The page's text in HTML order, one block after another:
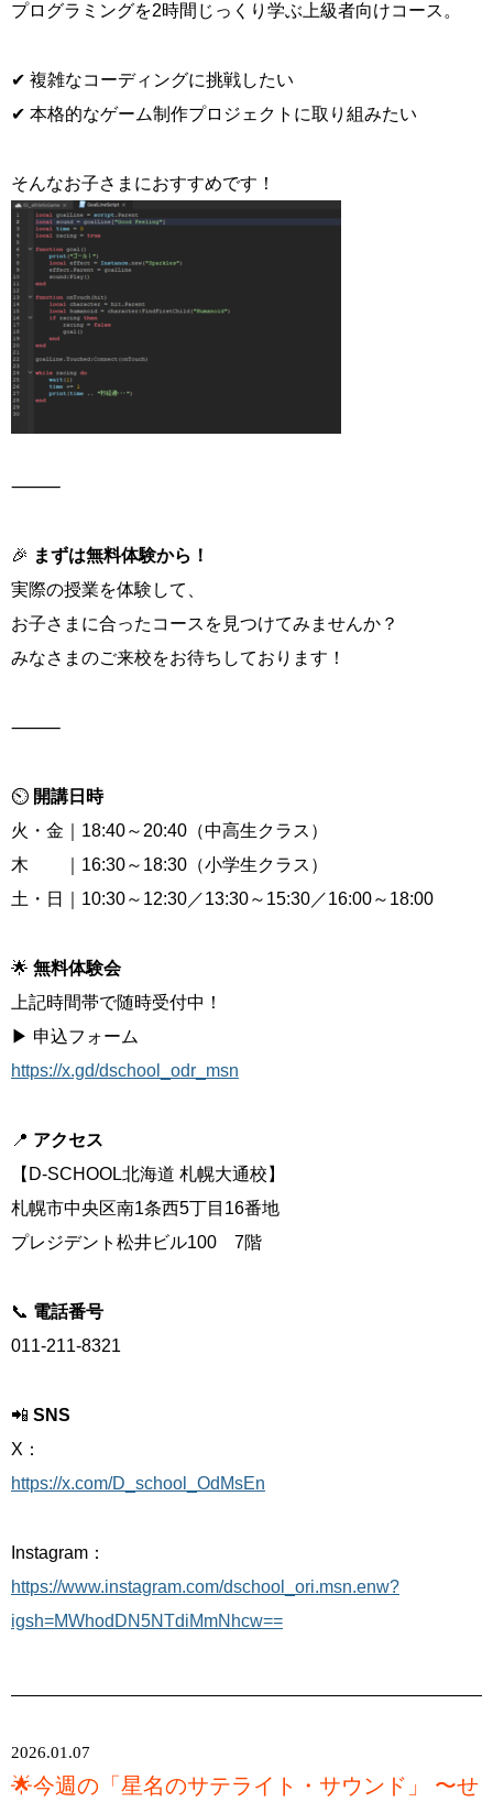
プログラミングを2時間じっくり学ぶ上級者向けコース。
✔ 複雑なコーディングに挑戦したい
✔ 本格的なゲーム制作プロジェクトに取り組みたい
そんなお子さまにおすすめです！
⸻
🎉 まずは無料体験から！
実際の授業を体験して、
お子さまに合ったコースを見つけてみませんか？
みなさまのご来校をお待ちしております！
⸻
⏲ 開講日時
火・金｜18:40～20:40（中高生クラス）
木 ｜16:30～18:30（小学生クラス）
土・日｜10:30～12:30／13:30～15:30／16:00～18:00
🌟 無料体験会
上記時間帯で随時受付中！
▶ 申込フォーム
https://x.gd/dschool_odr_msn
📍 アクセス
【D-SCHOOL北海道 札幌大通校】
札幌市中央区南1条西5丁目16番地
プレジデント松井ビル100 7階
📞 電話番号
011-211-8321
📲 SNS
X：
https://x.com/D_school_OdMsEn
Instagram：
https://www.instagram.com/dschool_ori.msn.enw?
igsh=MWhodDN5NTdiMmNhcw==
2026.01.07
🌟今週の「星名のサテライト・サウンド」 〜せ